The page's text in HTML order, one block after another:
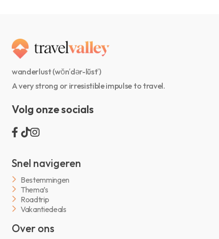
wanderlust (wŏn′dər-lŭst′)
A very strong or irresistible impulse to travel.
Volg onze socials
Snel navigeren
Bestemmingen
Thema’s
Roadtrip
Vakantiedeals
Over ons